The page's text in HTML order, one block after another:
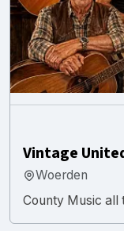
Vintage
Woerden
County Music all